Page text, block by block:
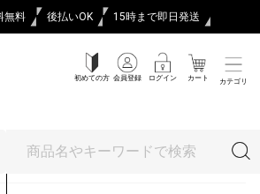
無料 後払いOK 15時まで即日発送
初めての方 会員登録 ログイン カート カテゴリ